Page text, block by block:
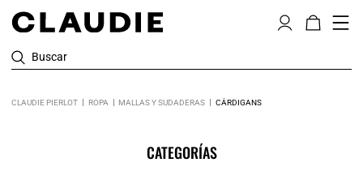
Buscar
CLAUDIE PIERLOT ROPA MALLAS Y SUDADERAS CÁRDIGANS
CATEGORÍAS